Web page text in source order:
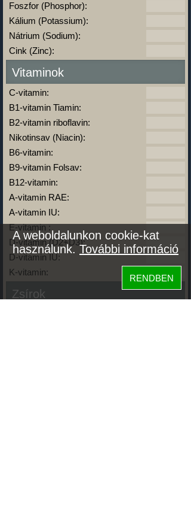
Foszfor (Phosphor):
Kálium (Potassium):
Nátrium (Sodium):
Cink (Zinc):
Vitaminok
C-vitamin:
B1-vitamin Tiamin:
B2-vitamin riboflavin:
Nikotinsav (Niacin):
B6-vitamin:
B9-vitamin Folsav:
B12-vitamin:
A-vitamin RAE:
A-vitamin IU:
E-vitamin :
D-vitamin (D2+D3):
D-vitamin IU:
K-vitamin:
Zsírok
A weboldalunkon cookie-kat
használunk.További információ
RENDBEN